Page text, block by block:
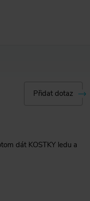
Přidat dotaz
dát KOSTKY ledu a